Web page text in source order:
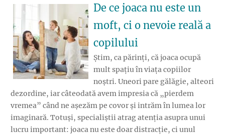
De ce joaca nu este un
moft, ci o nevoie reală a
copilului
Știm, ca părinți, că joaca ocupă
mult spațiu în viața copiilor
noștri. Uneori pare gălăgie, alteori
dezordine, iar câteodată avem impresia că „pierdem
vremea” când ne așezăm pe covor și intrăm în lumea lor
imaginară. Totuși, specialiștii atrag atenția asupra unui
lucru important: joaca nu este doar distracție, ci unul